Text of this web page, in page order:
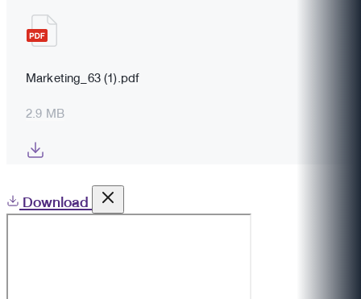
Marketing_63 (1).pdf
2.9 MB
Download